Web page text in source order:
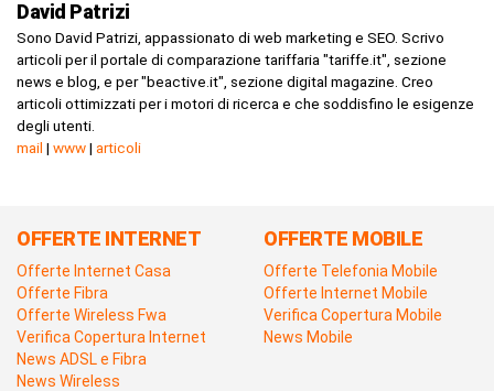
David Patrizi
Sono David Patrizi, appassionato di web marketing e SEO. Scrivo
articoli per il portale di comparazione tariffaria "tariffe.it", sezione
news e blog, e per "beactive.it", sezione digital magazine. Creo
articoli ottimizzati per i motori di ricerca e che soddisfino le esigenze
degli utenti.
mail | www| articoli
OFFERTE INTERNET
Offerte Internet Casa
Offerte Fibra
Offerte Wireless Fwa
Verifica Copertura Internet
News ADSL e Fibra
News Wireless
OFFERTE MOBILE
Offerte Telefonia Mobile
Offerte Internet Mobile
Verifica Copertura Mobile
News Mobile